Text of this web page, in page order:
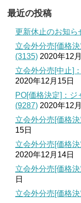
最近の投稿
更新休止のお知ら
立会外分売[価格
(3135) 2020年12
立会外分売[中止]
2020年12月15日
PO[価格決定]：ジ
(9287) 2020年12
立会外分売[価格
15日
立会外分売[価格
2020年12月14日
立会外分売[価格
日
立会外分売[価格